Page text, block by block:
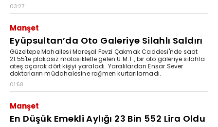
03:27
Manşet
Eyüpsultan’da Oto Galeriye Silahlı Saldırı
Güzeltepe Mahallesi Mareşal Fevzi Çakmak Caddesi'nde saat
21.55'te plakasız motosikletle gelen U.M.T., bir oto galeriye silahla
ateş açarak dört kişiyi yaraladı. Yaralılardan Ensar Sever
doktorların müdahalesine rağmen kurtarılamadı.
01:58
Manşet
En Düşük Emekli Aylığı 23 Bin 552 Lira Oldu